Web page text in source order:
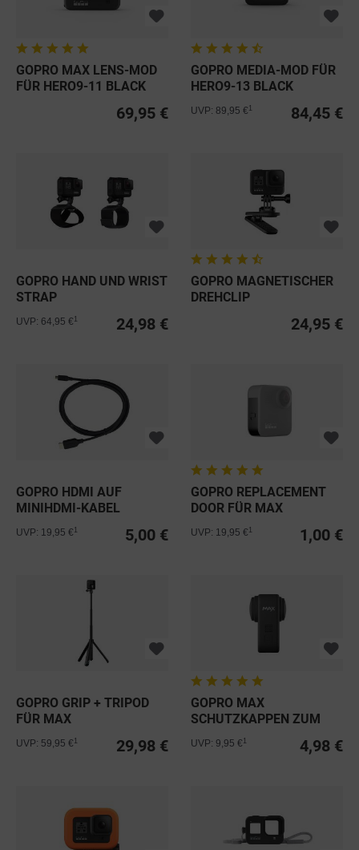
GOPRO MAX LENS-MOD
FÜR HERO9-11 BLACK
69,95 €
GOPRO MEDIA-MOD FÜR
HERO9-13 BLACK
84,45 €
UVP: 89,95 €
GOPRO HAND UND WRIST
STRAP
24,98 €
UVP: 64,95 €
GOPRO MAGNETISCHER
DREHCLIP
24,95 €
GOPRO HDMI AUF
MINIHDMI-KABEL
5,00 €
UVP: 19,95 €
GOPRO REPLACEMENT
DOOR FÜR MAX
1,00 €
UVP: 19,95 €
GOPRO GRIP + TRIPOD
FÜR MAX
29,98 €
UVP: 59,95 €
GOPRO MAX
SCHUTZKAPPEN ZUM
TRANSPORT
4,98 €
UVP: 9,95 €